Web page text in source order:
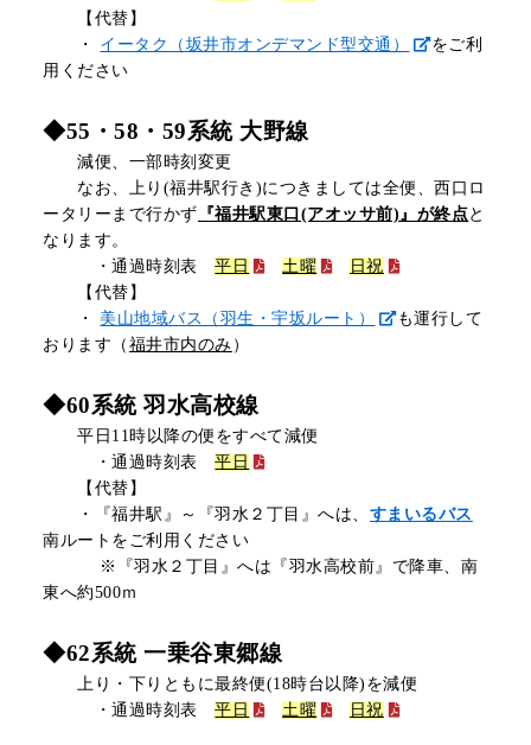
【代替】
・ イータク（坂井市オンデマンド型交通）
をご利
用ください
◆55・58・59系統 大野線
減便、一部時刻変更
なお、上り(福井駅行き)につきましては全便、西口ロ
ータリーまで行かず 『福井駅東口(アオッサ前)』が終点と
なります。
・通過時刻表平日 土曜
日祝
【代替】
・ 美山地域バス（羽生・宇坂ルート）
も運行して
おります（ 福井市内のみ ）
◆60系統 羽水高校線
平日11時以降の便をすべて減便
・通過時刻表平日
【代替】
・『福井駅』～『羽水２丁目』へは、 すまいるバス
南ルートをご利用ください
※『羽水２丁目』へは『羽水高校前』で降車、南
東へ約500ｍ
◆62系統 一乗谷東郷線
上り・下りともに最終便(18時台以降)を減便
・通過時刻表平日 土曜 日祝